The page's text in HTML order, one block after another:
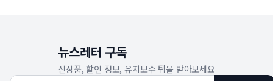
뉴스레터 구독
신상품, 할인 정보, 유지보수 팁을 받아보세요